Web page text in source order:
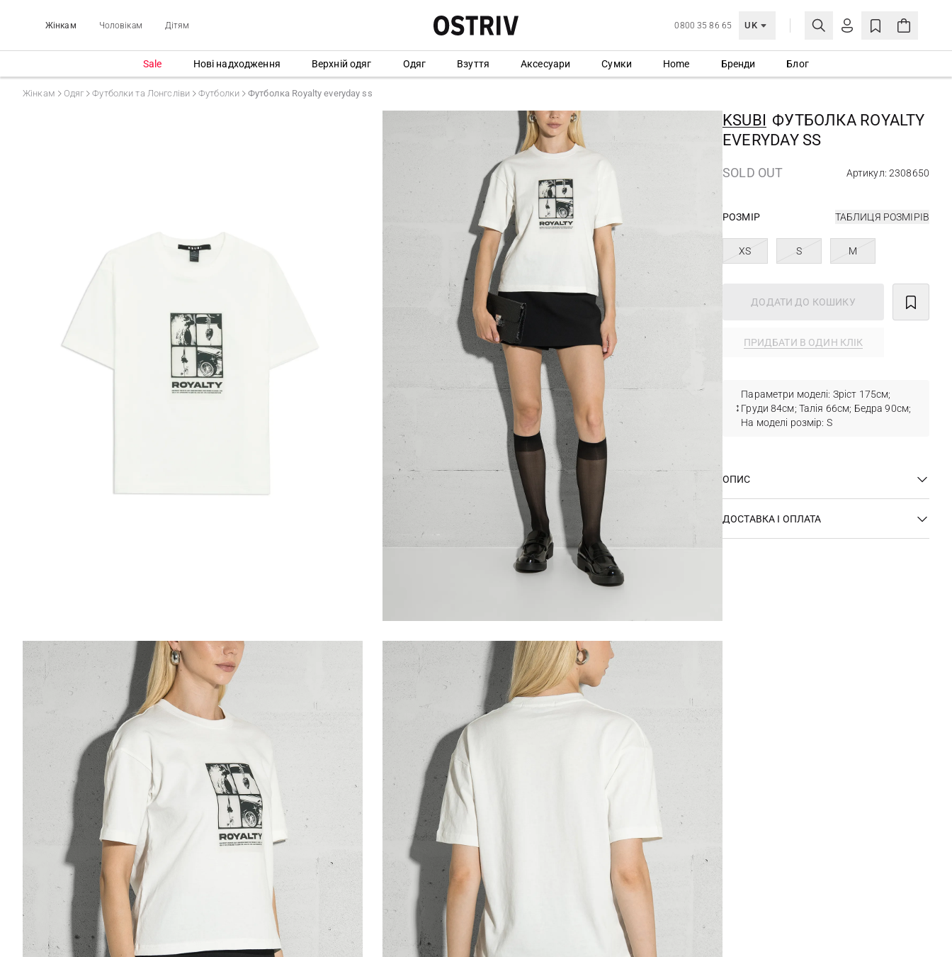
Жінкам Чоловікам Дітям 0800 35 86 65 UK
МОЯ ОБЛІКІВКА
Ще не зареєстровані?
СТВОРИТИ ОБЛІКІВКУ
Sale Нові надходження Верхній одяг Одяг Взуття Аксесуари Сумки Home Бренди Блог
Жінкам Одяг Футболки та Лонгсліви Футболки Футболка Royalty everyday ss
KSUBI ФУТБОЛКА ROYALTY
EVERYDAY SS
SOLD OUT Артикул: 2308650
РОЗМІР ТАБЛИЦЯ РОЗМІРІВ
XS S M
ДОДАТИ ДО КОШИКУ
ПРИДБАТИ В ОДИН КЛІК
Параметри моделі: Зріст 175см;
Груди 84см; Талія 66см; Бедра 90см;
На моделі розмір: S
ОПИС
ДОСТАВКА І ОПЛАТА